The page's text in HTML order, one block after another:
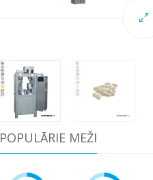
POPULĀRIE MEŽI